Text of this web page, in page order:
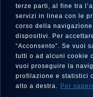
Français
SUIVEZ-NOUS
terze parti, al fine tra
servizi in linea con le
corso della
dispositivi. Per
“Acconsento”. Se vuoi
tutti o ad alcuni cookie
vuoi proseguire la
profilazione e statistici
alto a destra. Per